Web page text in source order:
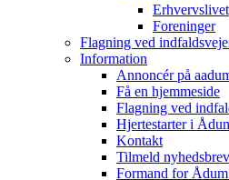
Erhvervslivet
Foreninger
Flagning ved
Information
Annoncér på
Få en hjemmeside
Flagning ved
Hjertestarter i
Kontakt
Tilmeld nyhedsbrev
Formand for